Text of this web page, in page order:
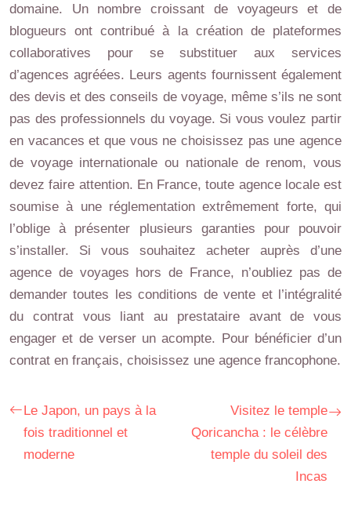
domaine. Un nombre croissant de voyageurs et de
blogueurs ont contribué à la création de plateformes
collaboratives pour se substituer aux services
d’agences agréées. Leurs agents fournissent également
des devis et des conseils de voyage, même s’ils ne sont
pas des professionnels du voyage. Si vous voulez partir
en vacances et que vous ne choisissez pas une agence
de voyage internationale ou nationale de renom, vous
devez faire attention. En France, toute agence locale est
soumise à une réglementation extrêmement forte, qui
l’oblige à présenter plusieurs garanties pour pouvoir
s’installer. Si vous souhaitez acheter auprès d’une
agence de voyages hors de France, n’oubliez pas de
demander toutes les conditions de vente et l’intégralité
du contrat vous liant au prestataire avant de vous
engager et de verser un acompte. Pour bénéficier d’un
contrat en français, choisissez une agence francophone.
Le Japon, un pays à la
fois traditionnel et
moderne
Visitez le temple
Qoricancha : le célèbre
temple du soleil des
Incas